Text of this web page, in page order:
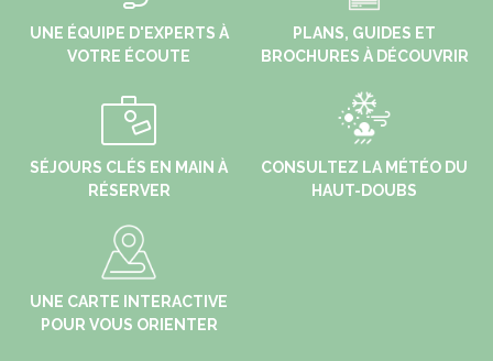
UNE ÉQUIPE D'EXPERTS À
VOTRE ÉCOUTE
PLANS, GUIDES ET
BROCHURES À DÉCOUVRIR
SÉJOURS CLÉS EN MAIN À
RÉSERVER
CONSULTEZ LA MÉTÉO DU
HAUT-DOUBS
UNE CARTE INTERACTIVE
POUR VOUS ORIENTER